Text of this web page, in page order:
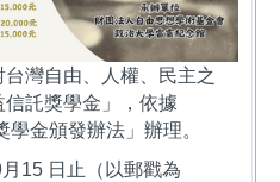
灣自由、人權、民主之
託獎學金」，依據
學金頒發辦法」辦理。
15 日止（以郵戳為